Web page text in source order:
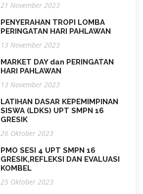
21 November 2023
PENYERAHAN TROPI LOMBA
PERINGATAN HARI PAHLAWAN
13 November 2023
MARKET DAY dan PERINGATAN
HARI PAHLAWAN
13 November 2023
LATIHAN DASAR KEPEMIMPINAN
SISWA (LDKS) UPT SMPN 16
GRESIK
26 Oktober 2023
PMO SESI 4 UPT SMPN 16
GRESIK,REFLEKSI DAN EVALUASI
KOMBEL
25 Oktober 2023